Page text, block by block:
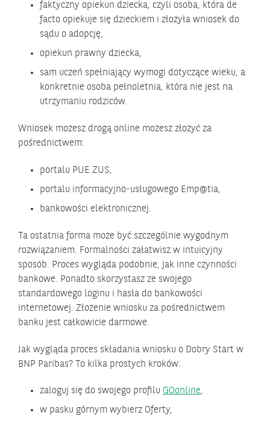
faktyczny opiekun dziecka, czyli osoba, która de
facto opiekuje się dzieckiem i złożyła wniosek do
sądu o adopcję,
opiekun prawny dziecka,
sam uczeń spełniający wymogi dotyczące wieku, a
konkretnie osoba pełnoletnia, która nie jest na
utrzymaniu rodziców.
Wniosek możesz drogą online możesz złożyć za
pośrednictwem:
portalu PUE ZUS,
portalu informacyjno-usługowego Emp@tia,
bankowości elektronicznej.
Ta ostatnia forma może być szczególnie wygodnym
rozwiązaniem. Formalności załatwisz w intuicyjny
sposób. Proces wygląda podobnie, jak inne czynności
bankowe. Ponadto skorzystasz ze swojego
standardowego loginu i hasła do bankowości
internetowej. Złożenie wniosku za pośrednictwem
banku jest całkowicie darmowe.
Jak wygląda proces składania wniosku o Dobry Start w
BNP Paribas? To kilka prostych kroków:
zaloguj się do swojego profilu GOonline,
w pasku górnym wybierz Oferty,